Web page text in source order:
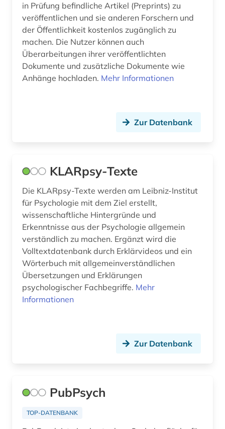
in Prüfung befindliche Artikel (Preprints) zu
veröffentlichen und sie anderen Forschern und
der Öffentlichkeit kostenlos zugänglich zu
machen. Die Nutzer können auch
Überarbeitungen ihrer veröffentlichten
Dokumente und zusätzliche Dokumente wie
Anhänge hochladen. Mehr Informationen
Zur Datenbank
KLARpsy-Texte
Die KLARpsy-Texte werden am Leibniz-Institut
für Psychologie mit dem Ziel erstellt,
wissenschaftliche Hintergründe und
Erkenntnisse aus der Psychologie allgemein
verständlich zu machen. Ergänzt wird die
Volltextdatenbank durch Erklärvideos und ein
Wörterbuch mit allgemeinverständlichen
Übersetzungen und Erklärungen
psychologischer Fachbegriffe. Mehr
Informationen
Zur Datenbank
PubPsych
TOP-DATENBANK